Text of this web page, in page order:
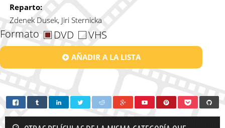
Reparto:
Zdenek Dusek, Jiri Sternicka
Formato DVD VHS
AÑADIR A LA LISTA